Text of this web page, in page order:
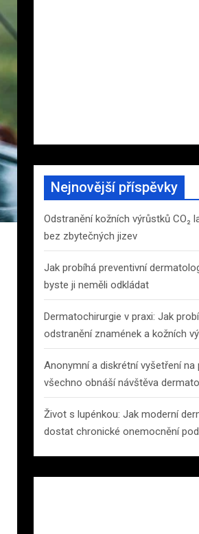
Nejnovější příspěvky
Odstranění kožních výrůstků CO₂
bez zbytečných jizev
Jak probíhá preventivní
byste ji neměli odkládat
Dermatochirurgie v praxi: Jak
odstranění znamének a kožních
Anonymní a diskrétní vyšetření na
všechno obnáší návštěva
Život s lupénkou: Jak moderní
dostat chronické onemocnění